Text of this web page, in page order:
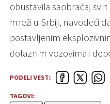
obustavila saobraćaj
mreži u Srbiji, navodeći
postavljenim
dolaznim vozovima i
PODELI VEST:
TAGOVI: